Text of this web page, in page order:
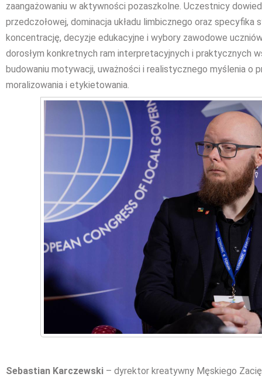
zaangażowaniu w aktywności pozaszkolne. Uczestnicy
przedczołowej, dominacja układu limbicznego oraz specyfika
koncentrację, decyzje edukacyjne i wybory zawodowe
dorosłym konkretnych ram interpretacyjnych i praktycznych
budowaniu motywacji, uważności i realistycznego myślenia o
moralizowania i etykietowania.
Sebastian Karczewski – dyrektor kreatywny Męskiego